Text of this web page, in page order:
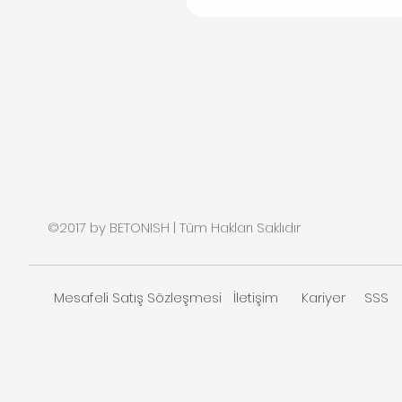
©2017 by BETONISH | Tüm Hakları Saklıdır
Mesafeli Satış Sözleşmesi İletişim Kariyer SSS